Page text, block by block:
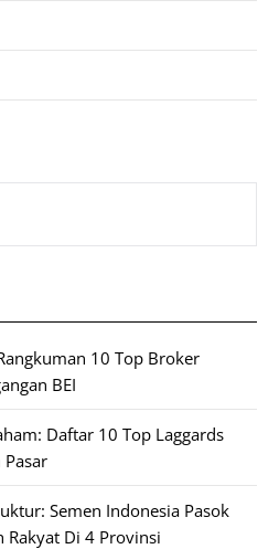
10 Top Broker
BEI
Daftar 10 Top Laggards
Semen Indonesia Pasok
Rakyat Di 4 Provinsi